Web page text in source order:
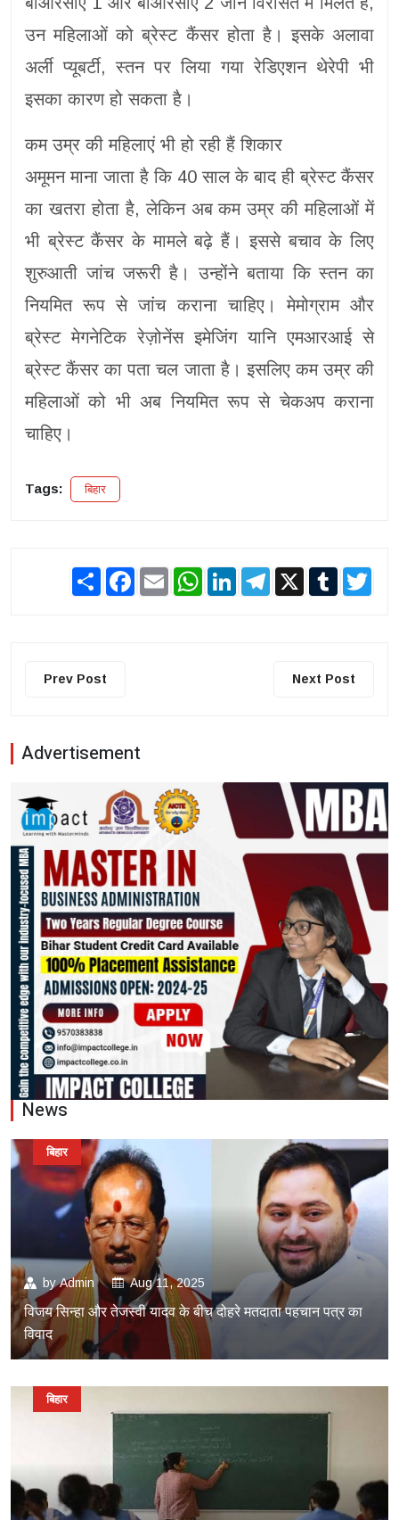
उन महिलाओं को ब्रेस्ट कैंसर होता है। इसके अलावा
अर्ली प्यूबर्टी, स्तन पर लिया गया रेडिएशन थेरेपी भी
इसका कारण हो सकता है।
कम उम्र की महिलाएं भी हो रही हैं शिकार
अमूमन माना जाता है कि 40 साल के बाद ही ब्रेस्ट कैंसर
का खतरा होता है, लेकिन अब कम उम्र की महिलाओं में
भी ब्रेस्ट कैंसर के मामले बढ़े हैं। इससे बचाव के लिए
शुरुआती जांच जरूरी है। उन्होंने बताया कि स्तन का
नियमित रूप से जांच कराना चाहिए। मेमोग्राम और
ब्रेस्ट मेगनेटिक रेज़ोनेंस इमेजिंग यानि एमआरआई से
ब्रेस्ट कैंसर का पता चल जाता है। इसलिए कम उम्र की
महिलाओं को भी अब नियमित रूप से चेकअप कराना
चाहिए।
Tags: बिहार
Share Facebook
Email WhatsAppLinkedInTelegram
X Tumblr
Prev Post Next Post
Advertisement
News
byAdmin Aug 11, 2025
विजय सिन्हा और तेजस्वी यादव के बीच दोहरे मतदाता पहचान पत्र का
विवाद
बिहार
बिहार